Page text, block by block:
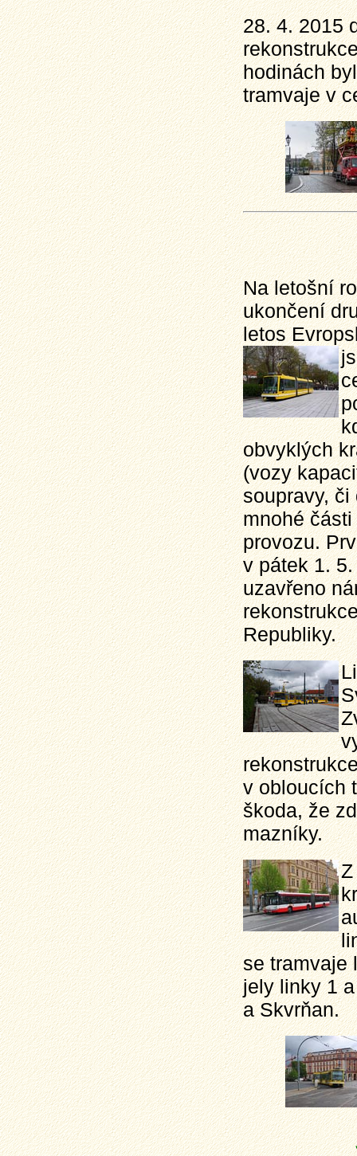
28. 4. 2015
hodinách
tramvaje v
Na letošní
ukončení
letos
obvyklých
(vozy
soupravy, či
mnohé
provozu.
v pátek 1.
uzavřeno
Republiky.
v obloucích
škoda, že
mazníky.
se tramvaje
jely linky 1
a Skvrňan.